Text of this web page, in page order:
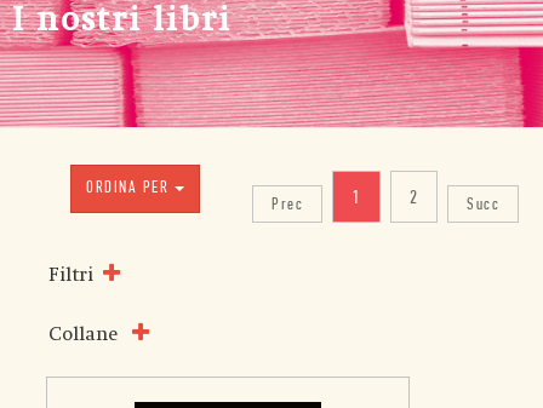
I nostri libri
Prec 1 2 Succ
ORDINA PER
Filtri
Collane